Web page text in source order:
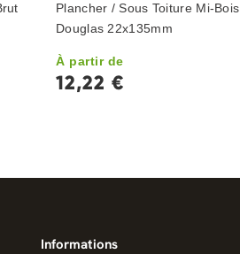
Plancher / Sous Toiture Mi-Bois
Douglas 22x135mm
À partir de
12,22 €
Informations